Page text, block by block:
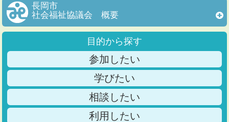
長岡市
社会福祉協議会 概要
目的から探す
参加したい
学びたい
相談したい
利用したい